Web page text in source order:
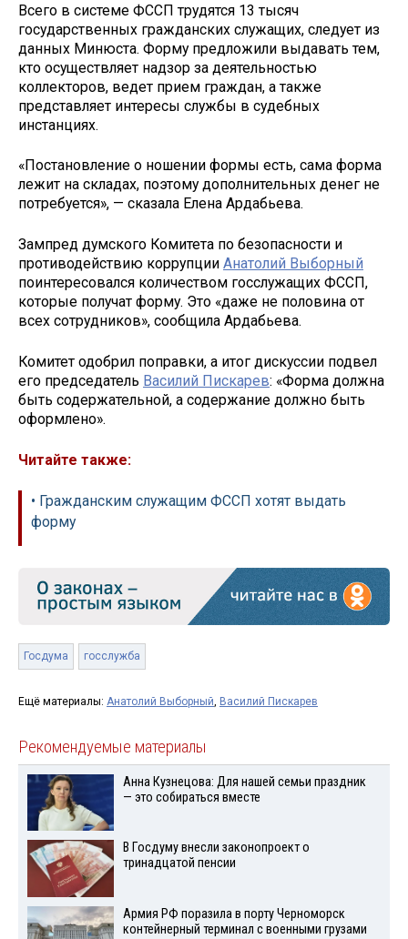
Всего в системе ФССП трудятся 13 тысяч
государственных гражданских служащих, следует из
данных Минюста. Форму предложили выдавать тем,
кто осуществляет надзор за деятельностью
коллекторов, ведет прием граждан, а также
представляет интересы службы в судебных
инстанциях.
«Постановление о ношении формы есть, сама форма
лежит на складах, поэтому дополнительных денег не
потребуется», — сказала Елена Ардабьева.
Зампред думского Комитета по безопасности и
противодействию коррупции Анатолий Выборный
поинтересовался количеством госслужащих ФССП,
которые получат форму. Это «даже не половина от
всех сотрудников», сообщила Ардабьева.
Комитет одобрил поправки, а итог дискуссии подвел
его председатель Василий Пискарев: «Форма должна
быть содержательной, а содержание должно быть
оформлено».
Читайте также:
• Гражданским служащим ФССП хотят выдать
форму
Госдума госслужба
Ещё материалы: Анатолий Выборный Василий Пискарев
Рекомендуемые материалы
Анна Кузнецова: Для нашей семьи праздник
— это собираться вместе
В Госдуму внесли законопроект о
тринадцатой пенсии
Армия РФ поразила в порту Черноморск
контейнерный терминал с военными грузами